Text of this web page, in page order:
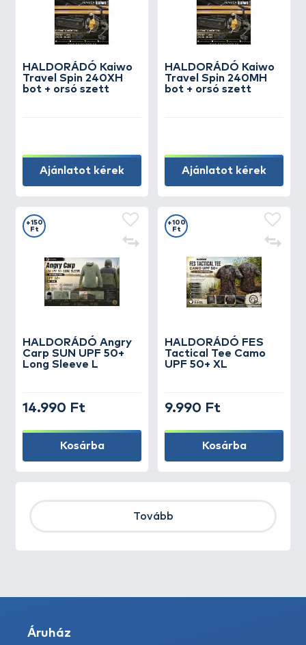
HALDORÁDÓ Kaiwo
Travel Spin 240XH
bot + orsó szett
Ajánlatot kérek
HALDORÁDÓ Kaiwo
Travel Spin 240MH
bot + orsó szett
Ajánlatot kérek
HALDORÁDÓ Angry
Carp SUN UPF 50+
Long Sleeve L
+150
Ft
14.990 Ft
Kosárba
HALDORÁDÓ FES
Tactical Tee Camo
UPF 50+ XL
+100
Ft
9.990 Ft
Kosárba
Tovább
Áruház